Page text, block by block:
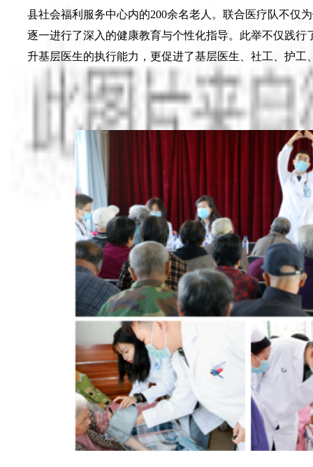
县社会福利服务中心内的200余名老人。联合医疗队不仅
逐一进行了深入的健康教育与个性化指导。此举不仅践
升基层医生的执行能力，更促进了基层医生、社工、护